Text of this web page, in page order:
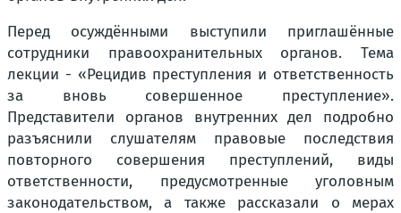
Перед осуждёнными выступили приглашённые
сотрудники правоохранительных органов. Тема
лекции - «Рецидив преступления и ответственность
за вновь совершенное преступление».
Представители органов внутренних дел подробно
разъяснили слушателям правовые последствия
повторного совершения преступлений, виды
ответственности, предусмотренные уголовным
законодательством, а также рассказали о мерах